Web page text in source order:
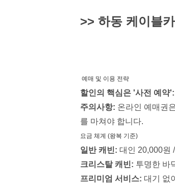
>> 하동 케이블
예매 및 이용 전략
할인의 핵심은 '사전 예약':
주의사항: 온라인 예매권
를 마쳐야 합니다.
요금 체계 (왕복 기준)
일반 캐빈: 대인 20,000원
크리스탈 캐빈: 투명한 바
프리미엄 서비스: 대기 없